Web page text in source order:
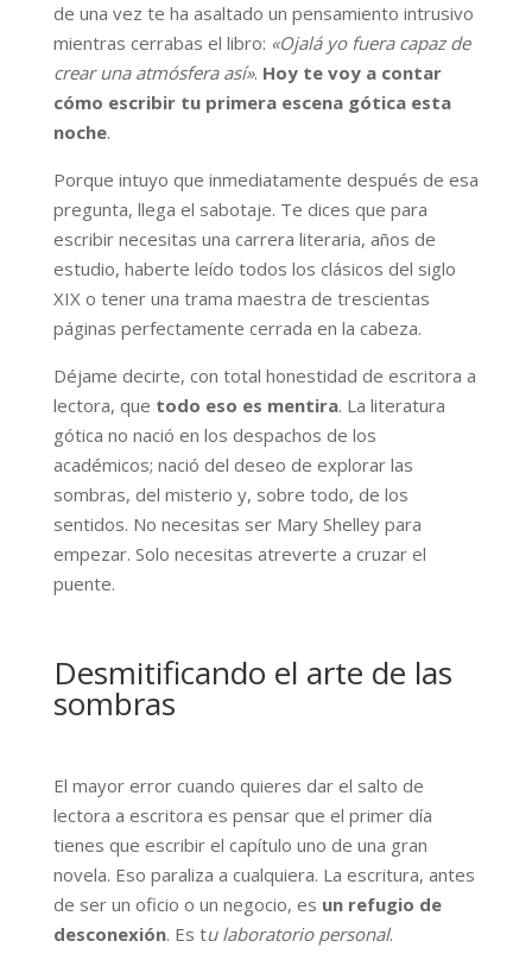
de una vez te ha asaltado un pensamiento intrusivo
mientras cerrabas el libro: «Ojalá yo fuera capaz de
crear una atmósfera así». Hoy te voy a contar
cómo escribir tu primera escena gótica esta
noche.
Porque intuyo que inmediatamente después de esa
pregunta, llega el sabotaje. Te dices que para
escribir necesitas una carrera literaria, años de
estudio, haberte leído todos los clásicos del siglo
XIX o tener una trama maestra de trescientas
páginas perfectamente cerrada en la cabeza.
Déjame decirte, con total honestidad de escritora a
lectora, que todo eso es mentira. La literatura
gótica no nació en los despachos de los
académicos; nació del deseo de explorar las
sombras, del misterio y, sobre todo, de los
sentidos. No necesitas ser Mary Shelley para
empezar. Solo necesitas atreverte a cruzar el
puente.
Desmitificando el arte de las
sombras
El mayor error cuando quieres dar el salto de
lectora a escritora es pensar que el primer día
tienes que escribir el capítulo uno de una gran
novela. Eso paraliza a cualquiera. La escritura, antes
de ser un oficio o un negocio, es un refugio de
desconexión. Es tu laboratorio personal.